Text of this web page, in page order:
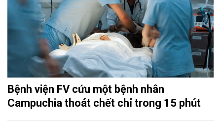
Bệnh viện FV cứu một bệnh nhân
Campuchia thoát chết chỉ trong 15 phút